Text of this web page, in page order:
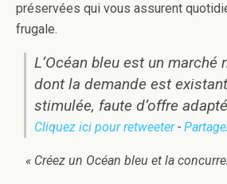
préservées qui vous assurent
frugale.
L’Océan bleu est un marché
dont la demande est
stimulée, faute d’offre
Cliquez ici pour retweeter-
« Créez un Océan bleu et la